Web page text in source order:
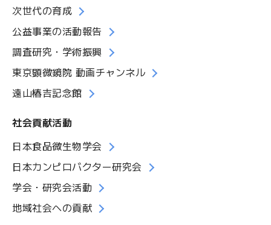
次世代の育成
公益事業の活動報告
調査研究・学術振興
東京顕微鏡院 動画チャンネル
遠山椿吉記念館
社会貢献活動
日本食品微生物学会
日本カンピロバクター研究会
学会・研究会活動
地域社会への貢献